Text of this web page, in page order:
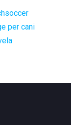
per cani